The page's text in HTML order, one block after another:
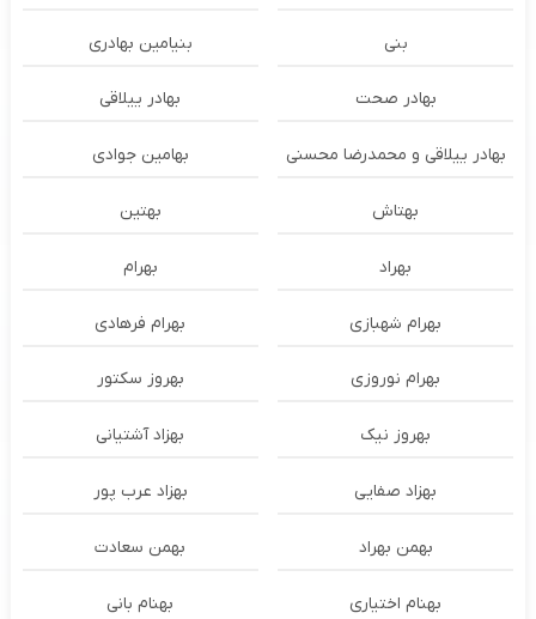
بنی بنیامین بهادری
بهادر صحت بهادر ییلاقی
بهادر ییلاقی و محمدرضا محسنی بهامین جوادی
بهتاش بهتین
بهراد بهرام
بهرام شهبازی بهرام فرهادی
بهرام نوروزی بهروز سکتور
بهروز نیک بهزاد آشتیانی
بهزاد صفایی بهزاد عرب پور
بهمن بهراد بهمن سعادت
بهنام اختیاری بهنام بانی